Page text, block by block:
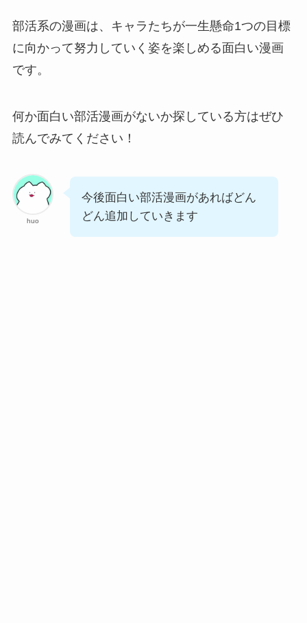
部活系の漫画は、キャラたちが一生懸命1つの目標
に向かって努力していく姿を楽しめる面白い漫画
です。
何か面白い部活漫画がないか探している方はぜひ
読んでみてください！
huo
今後面白い部活漫画があればどん
どん追加していきます